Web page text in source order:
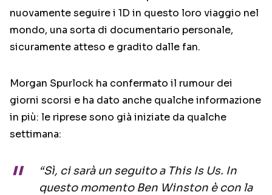
nuovamente seguire i 1D in questo loro viaggio nel
mondo, una sorta di documentario personale,
sicuramente atteso e gradito dalle fan.
Morgan Spurlock ha confermato il rumour dei
giorni scorsi e ha dato anche qualche informazione
in più: le riprese sono già iniziate da qualche
settimana:
“Sì, ci sarà un seguito a This Is Us. In
questo momento Ben Winston è con la